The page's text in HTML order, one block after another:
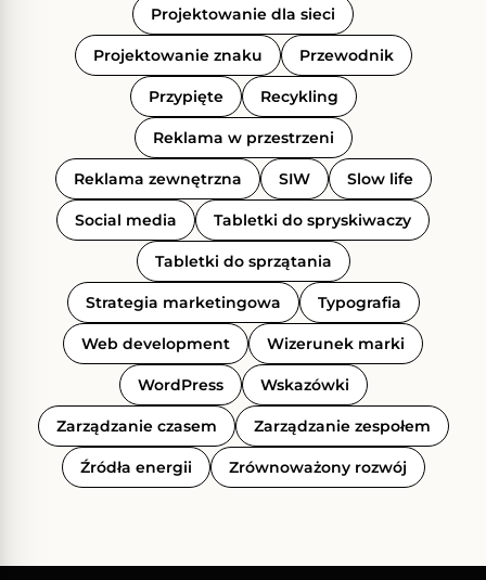
Projektowanie dla sieci
Projektowanie znaku Przewodnik
Przypięte Recykling
Reklama w przestrzeni
Reklama zewnętrzna SIW Slow life
Social media Tabletki do spryskiwaczy
Tabletki do sprzątania
Strategia marketingowa Typografia
Web development Wizerunek marki
WordPress Wskazówki
Zarządzanie czasem Zarządzanie zespołem
Źródła energii Zrównoważony rozwój